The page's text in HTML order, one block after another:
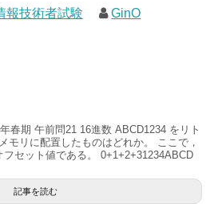
報技術者試験 GinO
春期 午前問21 16進数 ABCD1234 をリト
モリに配置したものはどれか。 ここで，
セット値である。 0+1+2+31234ABCD
記事を読む